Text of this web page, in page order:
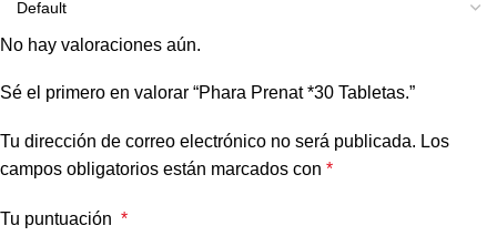
No hay valoraciones aún.
Sé el primero en valorar “Phara Prenat *30 Tabletas.”
Tu dirección de correo electrónico no será publicada. Los
campos obligatorios están marcados con *
Tu puntuación *